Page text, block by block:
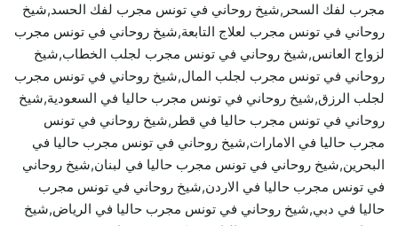
مجرب لفك السحر,شيخ روحاني في تونس مجرب لفك الحسد,شيخ
روحاني في تونس مجرب لعلاج التابعة,شيخ روحاني في تونس مجرب
لزواج العانس,شيخ روحاني في تونس مجرب لجلب الخطاب,شيخ
روحاني في تونس مجرب لجلب المال,شيخ روحاني في تونس مجرب
لجلب الرزق,شيخ روحاني في تونس مجرب حاليا في السعودية,شيخ
روحاني في تونس مجرب حاليا في قطر,شيخ روحاني في تونس
مجرب حاليا في الامارات,شيخ روحاني في تونس مجرب حاليا في
البحرين,شيخ روحاني في تونس مجرب حاليا في لبنان,شيخ روحاني
في تونس مجرب حاليا في الاردن,شيخ روحاني في تونس مجرب
حاليا في دبي,شيخ روحاني في تونس مجرب حاليا في الرياض,شيخ